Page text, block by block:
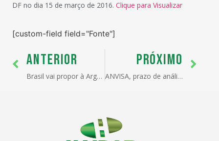
DF no dia 15 de março de 2016. Clique para Visualizar
[custom-field field="Fonte"]
ANTERIOR
Brasil vai propor à Argentina livre comércio no setor automotivo
PRÓXIMO
ANVISA, prazo de análise de LI nos principais postos